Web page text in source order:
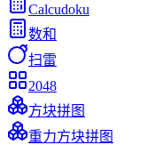
Calcudoku
数和
扫雷
2048
方块拼图
重力方块拼图